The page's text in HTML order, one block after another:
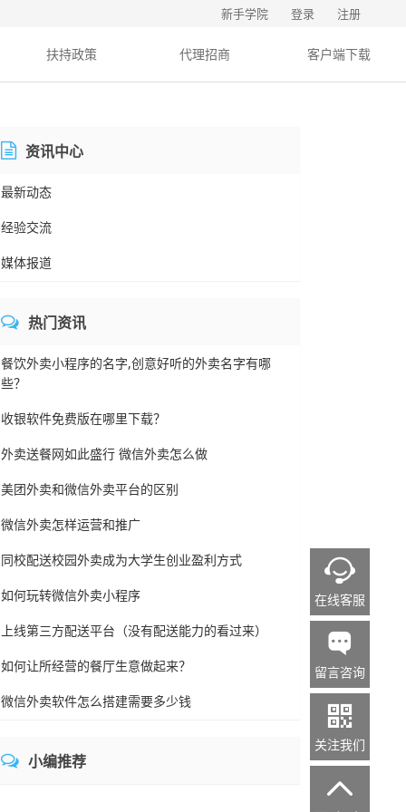
扶持政策 代理招商 客户端下载
新手学院 登录 注册
资讯中心
最新动态
经验交流
媒体报道
热门资讯
餐饮外卖小程序的名字,创意好听的外卖名字有哪
些？
收银软件免费版在哪里下载？
外卖送餐网如此盛行 微信外卖怎么做
美团外卖和微信外卖平台的区别
微信外卖怎样运营和推广
同校配送校园外卖成为大学生创业盈利方式
如何玩转微信外卖小程序
上线第三方配送平台（没有配送能力的看过来）
如何让所经营的餐厅生意做起来？
微信外卖软件怎么搭建需要多少钱
小编推荐

在线客服

留言咨询

关注我们
